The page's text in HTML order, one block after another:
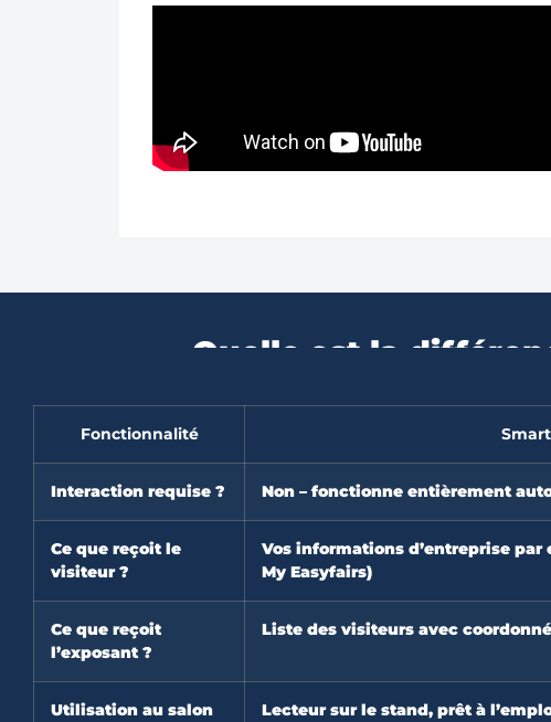
Quelle est la
Fonctionnalité
Interaction requise ? Non – fonctionne entièrement
Ce que reçoit le
visiteur ?
Vos informations d’entreprise par
My Easyfairs)
Ce que reçoit
l’exposant ?
Liste des visiteurs avec
Utilisation au salon Lecteur sur le stand, prêt à